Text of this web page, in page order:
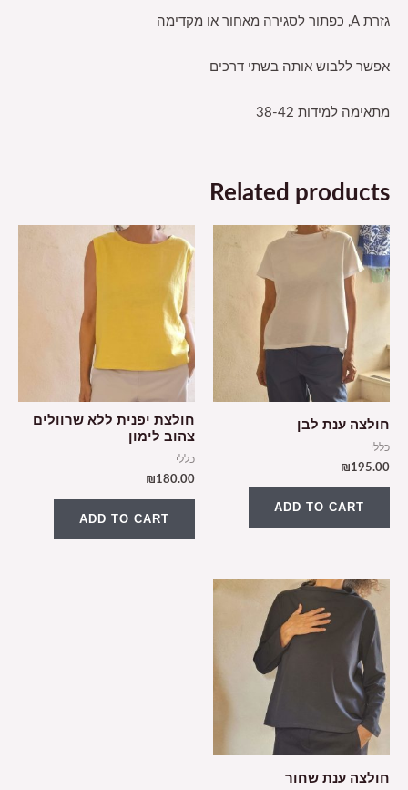
גזרת A, כפתור לסגירה מאחור או מקדימה
אפשר ללבוש אותה בשתי דרכים
מתאימה למידות 38-42
Related products
חולצה ענת לבן
כללי
₪195.00
ADD TO CART
חולצת יפנית ללא שרוולים
צהוב לימון
כללי
₪180.00
ADD TO CART
חולצה ענת שחור